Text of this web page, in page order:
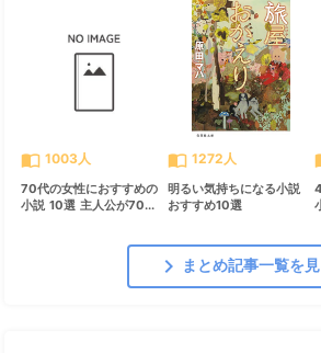
import_contacts 1003人
70代の女性におすすめの
小説 10選 主人公が70...
import_contacts 1272人
明るい気持ちになる小説
おすすめ10選
chevron_right まとめ記事一覧を